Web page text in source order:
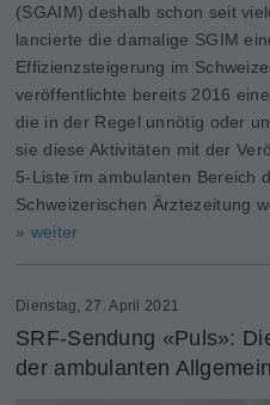
(SGAIM) deshalb schon seit
lancierte die damalige SGIM
Effizienzsteigerung im
veröffentlichte bereits 2016
die in der Regel unnötig oder
sie diese Aktivitäten mit der
5-Liste im ambulanten Bereich
Schweizerischen Ärztezeitung
» weiter
Dienstag, 27. April 2021
SRF-Sendung «Puls»:
der ambulanten